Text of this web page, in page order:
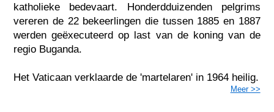
katholieke bedevaart. Honderdduizenden pelgrims
vereren de 22 bekeerlingen die tussen 1885 en 1887
werden geëxecuteerd op last van de koning van de
regio Buganda.
Het Vaticaan verklaarde de 'martelaren' in 1964 heilig.
Meer >>